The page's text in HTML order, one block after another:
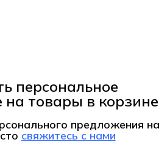
персональное
товары в корзине
предложения на
свяжитесь с нами